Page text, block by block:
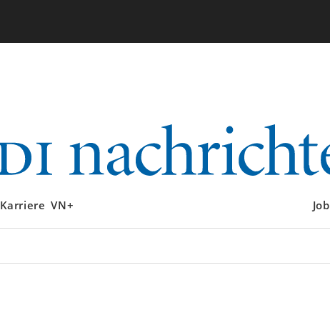
Karriere VN+